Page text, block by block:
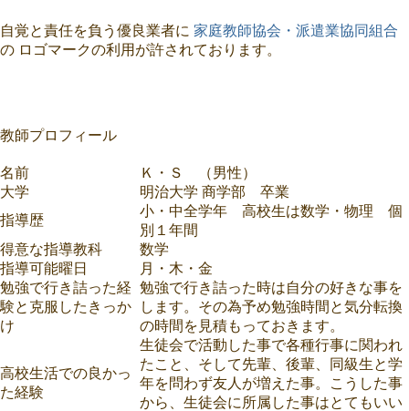
自覚と責任を負う優良業者に 家庭教師協会・派遣業協同組合
の ロゴマークの利用が許されております。
教師プロフィール
名前
Ｋ・Ｓ （男性）
大学
明治大学 商学部 卒業
指導歴
小・中全学年 高校生は数学・物理 個
別１年間
得意な指導教科
数学
指導可能曜日
月・木・金
勉強で行き詰った経
験と克服したきっか
け
勉強で行き詰った時は自分の好きな事を
します。その為予め勉強時間と気分転換
の時間を見積もっておきます。
高校生活での良かっ
た経験
生徒会で活動した事で各種行事に関われ
たこと、そして先輩、後輩、同級生と学
年を問わず友人が増えた事。こうした事
から、生徒会に所属した事はとてもいい